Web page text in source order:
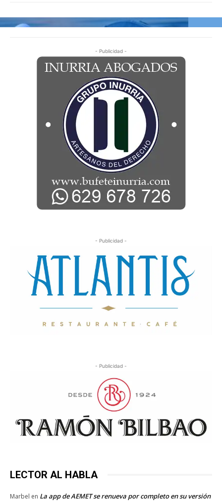
- Publicidad -
- Publicidad -
- Publicidad -
LECTOR AL HABLA
Marbel en La app de AEMET se renueva por completo en su versión